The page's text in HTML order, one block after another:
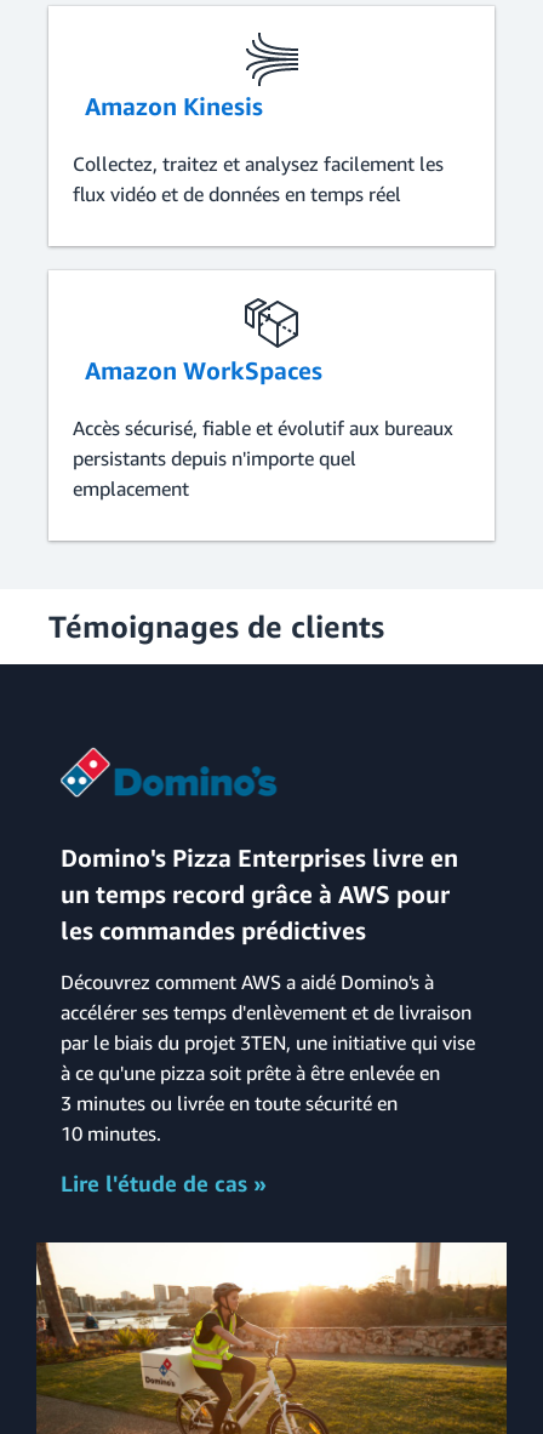
Amazon Kinesis
Collectez, traitez et analysez facilement les
flux vidéo et de données en temps réel
Amazon WorkSpaces
Accès sécurisé, fiable et évolutif aux bureaux
persistants depuis n'importe quel
emplacement
Témoignages de clients
Domino's Pizza Enterprises livre en
un temps record grâce à AWS pour
les commandes prédictives
Découvrez comment AWS a aidé Domino's à
accélérer ses temps d'enlèvement et de livraison
par le biais du projet 3TEN, une initiative qui vise
à ce qu'une pizza soit prête à être enlevée en
3 minutes ou livrée en toute sécurité en
10 minutes.
Lire l'étude de cas »